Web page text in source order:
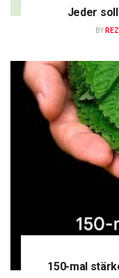
Jeder
BY
150-mal